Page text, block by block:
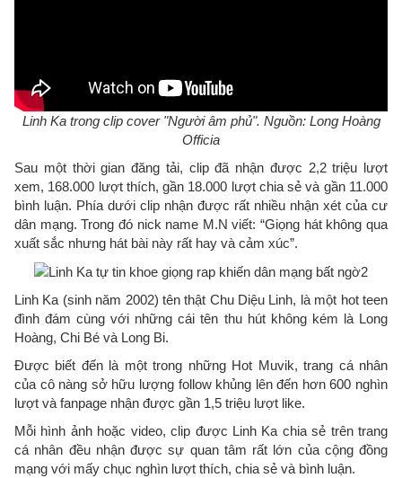
Linh Ka trong clip cover "Người âm phủ". Nguồn: Long Hoàng
Officia
Sau một thời gian đăng tải, clip đã nhận được 2,2 triệu lượt
xem, 168.000 lượt thích, gần 18.000 lượt chia sẻ và gần 11.000
bình luận. Phía dưới clip nhận được rất nhiều nhận xét của cư
dân mạng. Trong đó nick name M.N viết: “Giọng hát không qua
xuất sắc nhưng hát bài này rất hay và cảm xúc”.
Linh Ka (sinh năm 2002) tên thật Chu Diệu Linh, là một hot teen
đình đám cùng với những cái tên thu hút không kém là Long
Hoàng, Chi Bé và Long Bi.
Được biết đến là một trong những Hot Muvik, trang cá nhân
của cô nàng sở hữu lượng follow khủng lên đến hơn 600 nghìn
lượt và fanpage nhận được gần 1,5 triệu lượt like.
Mỗi hình ảnh hoặc video, clip được Linh Ka chia sẻ trên trang
cá nhân đều nhận được sự quan tâm rất lớn của cộng đồng
mạng với mấy chục nghìn lượt thích, chia sẻ và bình luận.